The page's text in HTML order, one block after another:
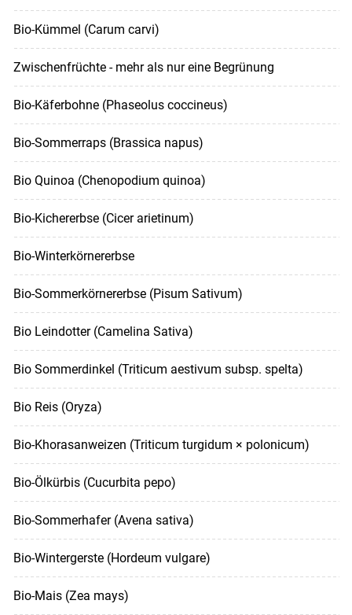
Bio-Kümmel (Carum carvi)
Zwischenfrüchte - mehr als nur eine Begrünung
Bio-Käferbohne (Phaseolus coccineus)
Bio-Sommerraps (Brassica napus)
Bio Quinoa (Chenopodium quinoa)
Bio-Kichererbse (Cicer arietinum)
Bio-Winterkörnererbse
Bio-Sommerkörnererbse (Pisum Sativum)
Bio Leindotter (Camelina Sativa)
Bio Sommerdinkel (Triticum aestivum subsp. spelta)
Bio Reis (Oryza)
Bio-Khorasanweizen (Triticum turgidum × polonicum)
Bio-Ölkürbis (Cucurbita pepo)
Bio-Sommerhafer (Avena sativa)
Bio-Wintergerste (Hordeum vulgare)
Bio-Mais (Zea mays)